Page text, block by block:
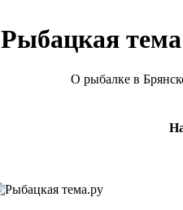
Рыбацкая
О рыбалке в